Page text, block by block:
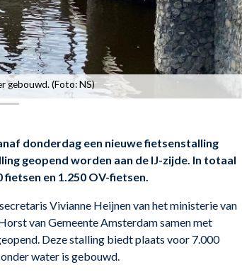
gebouwd. (Foto: NS)
donderdag een nieuwe fietsenstalling
geopend worden aan de IJ-zijde. In totaal
en 1.250 OV-fietsen.
Vivianne Heijnen van het ministerie van
van Gemeente Amsterdam samen met
Deze stalling biedt plaats voor 7.000
water is gebouwd.